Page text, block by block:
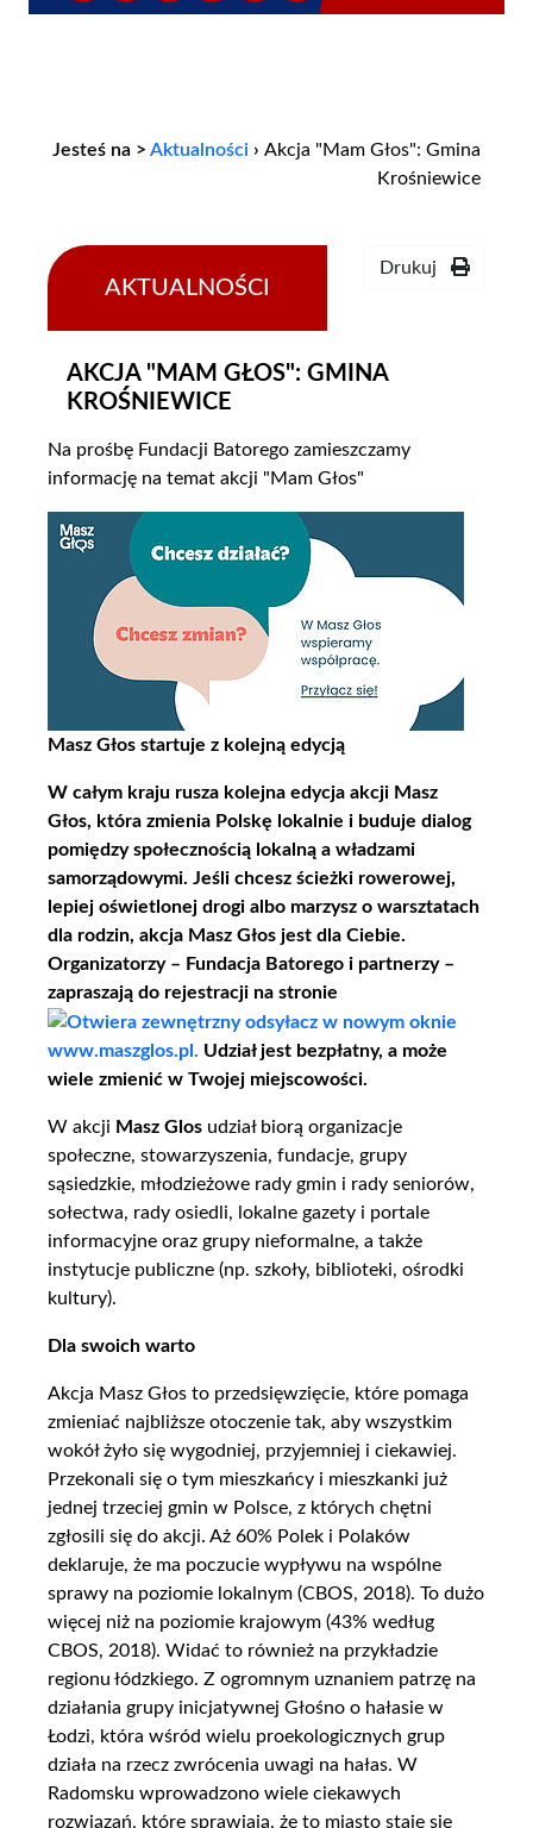
Jesteś na > Aktualności › Akcja "Mam Głos": Gmina
Krośniewice
AKTUALNOŚCI
Drukuj
09-
2019
AKCJA "MAM GŁOS": GMINA
KROŚNIEWICE
Na prośbę Fundacji Batorego zamieszczamy
informację na temat akcji "Mam Głos"
Masz Głos startuje z kolejną edycją
W całym kraju rusza kolejna edycja akcji Masz
Głos, która zmienia Polskę lokalnie i buduje dialog
pomiędzy społecznością lokalną a władzami
samorządowymi. Jeśli chcesz ścieżki rowerowej,
lepiej oświetlonej drogi albo marzysz o warsztatach
dla rodzin, akcja Masz Głos jest dla Ciebie.
Organizatorzy – Fundacja Batorego i partnerzy –
zapraszają do rejestracji na stronie
www.maszglos.pl. Udział jest bezpłatny, a może
wiele zmienić w Twojej miejscowości.
W akcji Masz Glos udział biorą organizacje
społeczne, stowarzyszenia, fundacje, grupy
sąsiedzkie, młodzieżowe rady gmin i rady seniorów,
sołectwa, rady osiedli, lokalne gazety i portale
informacyjne oraz grupy nieformalne, a także
instytucje publiczne (np. szkoły, biblioteki, ośrodki
kultury).
Dla swoich warto
Akcja Masz Głos to przedsięwzięcie, które pomaga
zmieniać najbliższe otoczenie tak, aby wszystkim
wokół żyło się wygodniej, przyjemniej i ciekawiej.
Przekonali się o tym mieszkańcy i mieszkanki już
jednej trzeciej gmin w Polsce, z których chętni
zgłosili się do akcji. Aż 60% Polek i Polaków
deklaruje, że ma poczucie wypływu na wspólne
sprawy na poziomie lokalnym (CBOS, 2018). To dużo
więcej niż na poziomie krajowym (43% według
CBOS, 2018). Widać to również na przykładzie
regionu łódzkiego. Z ogromnym uznaniem patrzę na
działania grupy inicjatywnej Głośno o hałasie w
Łodzi, która wśród wielu proekologicznych grup
działa na rzecz zwrócenia uwagi na hałas. W
Radomsku wprowadzono wiele ciekawych
rozwiązań, które sprawiają, że to miasto staje się